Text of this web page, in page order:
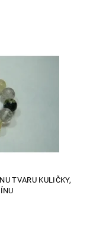
TVARU KULIČKY,